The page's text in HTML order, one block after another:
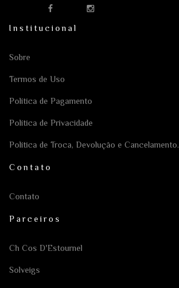
Institucional
Sobre
Termos de Uso
Política de Pagamento
Política de Privacidade
Política de Troca, Devolução e Cancelamento.
Contato
Contato
Parceiros
Ch Cos D'Estournel
Solveigs